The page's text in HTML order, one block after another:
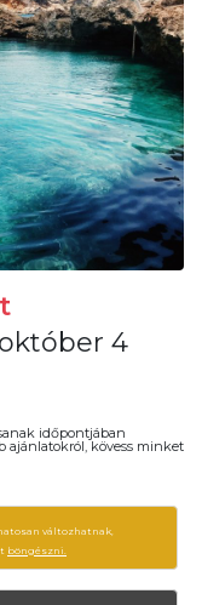
4
időpontjában
ajánlatokról, kövess minket
változhatnak,
böngészni.